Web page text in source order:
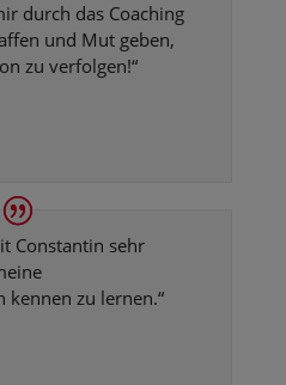
durch das Coaching
und Mut geben,
zu verfolgen!“
Constantin sehr
kennen zu lernen.“